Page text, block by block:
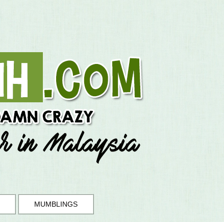
MUMBLINGS